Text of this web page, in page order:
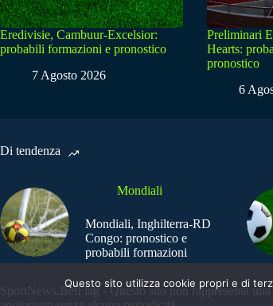
Eredivisie, Cambuur-Excelsior:
probabili formazioni e pronostico
7 Agosto 2026
Preliminari
Hearts:
pronostico
6
Di tendenza
Mondiali
Mondiali, Inghilterra-RD
Congo: pronostico e
probabili formazioni
SportNews.BetFlag - Questo sito non rappresenta
Questo sito utilizza cookie propri e di